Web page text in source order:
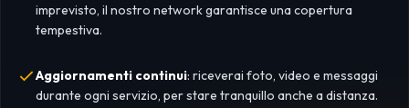
imprevisto, il nostro network garantisce una copertura
tempestiva.
Aggiornamenti continui: riceverai foto, video e messaggi
durante ogni servizio, per stare tranquillo anche a distanza.